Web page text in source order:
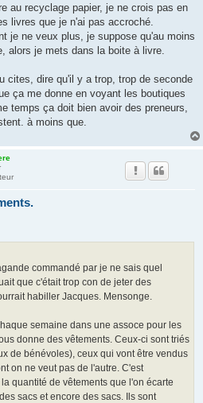
au recyclage papier, je ne crois pas en
livres que je n'ai pas accroché.
je ne veux plus, je suppose qu'au moins
alors je mets dans la boite à livre.
cites, dire qu'il y a trop, trop de seconde
ça me donne en voyant les boutiques
temps ça doit bien avoir des preneurs,
à moins que.
commandé par je ne sais quel
que c'était trop con de jeter des
habiller Jacques. Mensonge.
semaine dans une assoce pour les
donne des vêtements. Ceux-ci sont triés
de bénévoles), ceux qui vont être vendus
on ne veut pas de l'autre. C'est
quantité de vêtements que l'on écarte
sacs et encore des sacs. Ils sont